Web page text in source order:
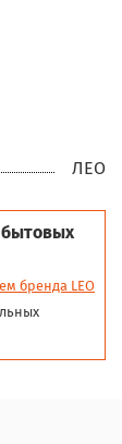
ЛЕО
бренда LEO